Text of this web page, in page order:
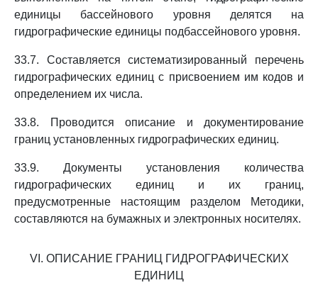
единицы бассейнового уровня делятся на
гидрографические единицы подбассейнового уровня.
33.7. Составляется систематизированный перечень
гидрографических единиц с присвоением им кодов и
определением их числа.
33.8. Проводится описание и документирование
границ установленных гидрографических единиц.
33.9. Документы установления количества
гидрографических единиц и их границ,
предусмотренные настоящим разделом Методики,
составляются на бумажных и электронных носителях.
VI. ОПИСАНИЕ ГРАНИЦ ГИДРОГРАФИЧЕСКИХ
ЕДИНИЦ